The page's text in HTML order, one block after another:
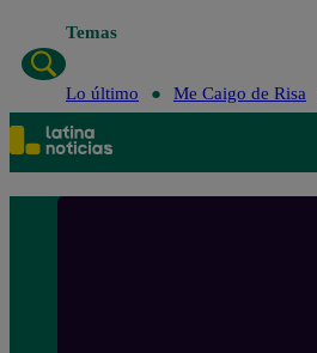
Temas
Lo último Me Caigo de Risa